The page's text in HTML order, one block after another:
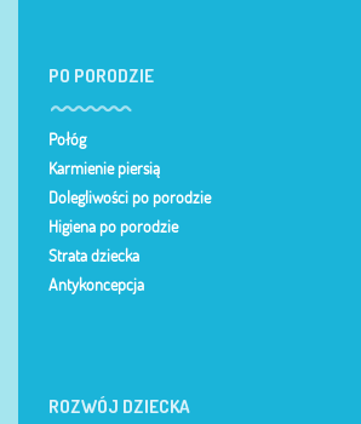
PO PORODZIE
Połóg
Karmienie piersią
Dolegliwości po porodzie
Higiena po porodzie
Strata dziecka
Antykoncepcja
ROZWÓJ DZIECKA